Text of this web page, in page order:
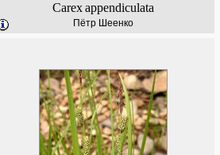
Carexappendiculata
Пётр Шеенко